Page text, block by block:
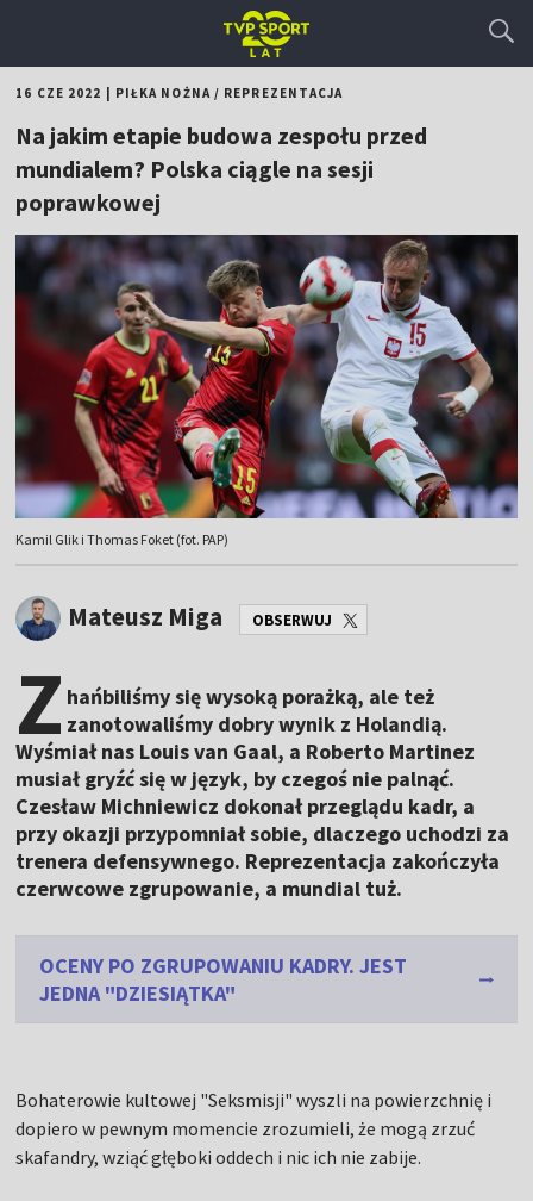
16 CZE 2022 PIŁKA NOŻNA/ REPREZENTACJA
Na jakim etapie budowa zespołu przed
mundialem? Polska ciągle na sesji
poprawkowej
Kamil Glik i Thomas Foket (fot. PAP)
Mateusz Miga OBSERWUJ
Z hańbiliśmy się wysoką porażką, ale też
zanotowaliśmy dobry wynik z Holandią.
Wyśmiał nas Louis van Gaal, a Roberto Martinez
musiał gryźć się w język, by czegoś nie palnąć.
Czesław Michniewicz dokonał przeglądu kadr, a
przy okazji przypomniał sobie, dlaczego uchodzi za
trenera defensywnego. Reprezentacja zakończyła
czerwcowe zgrupowanie, a mundial tuż.
OCENY PO ZGRUPOWANIU KADRY. JEST
JEDNA "DZIESIĄTKA"
Bohaterowie kultowej "Seksmisji" wyszli na powierzchnię i
dopiero w pewnym momencie zrozumieli, że mogą zrzuć
skafandry, wziąć głęboki oddech i nic ich nie zabije.